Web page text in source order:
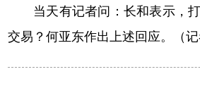
当天有记者问：长和表示，
交易？何亚东作出上述回应。（记